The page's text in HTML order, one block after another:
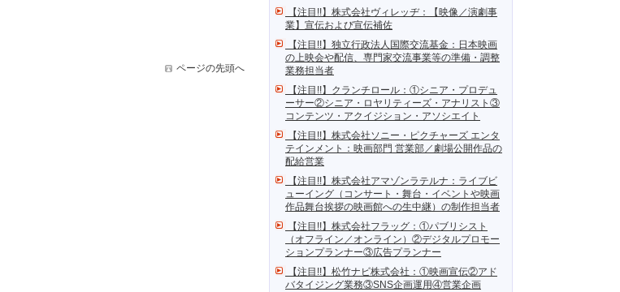
【注目!!】株式会社ヴィレッヂ：【映像／演劇事
業】宣伝および宣伝補佐
【注目!!】独立行政法人国際交流基金：日本映画
の上映会や配信、専門家交流事業等の準備・調整
業務担当者
【注目!!】クランチロール：①シニア・プロデュ
ーサー②シニア・ロヤリティーズ・アナリスト③
コンテンツ・アクイジション・アソシエイト
【注目!!】株式会社ソニー・ピクチャーズ エンタ
テインメント：映画部門 営業部／劇場公開作品の
配給営業
【注目!!】株式会社アマゾンラテルナ：ライブビ
ューイング（コンサート・舞台・イベントや映画
作品舞台挨拶の映画館への生中継）の制作担当者
【注目!!】株式会社フラッグ：①パブリシスト
（オフライン／オンライン）②デジタルプロモー
ションプランナー③広告プランナー
【注目!!】松竹ナビ株式会社：①映画宣伝②アド
バタイジング業務③SNS企画運用④営業企画
ページの先頭へ